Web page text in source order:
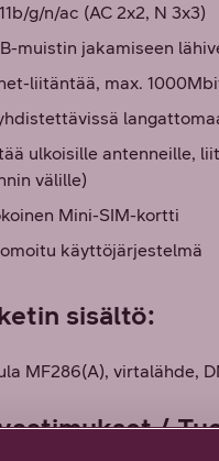
g/n/ac (AC 2x2, N 3x3)
muistin jakamiseen
liitäntää, max.
ulkoisille antenneille,
välille)
Mini-SIM-kortti
käyttöjärjestelmä
sisältö:
MF286(A), virtalähde,
/